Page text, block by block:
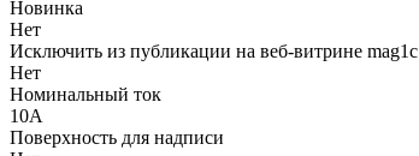
Новинка
Нет
Исключить из публикации на веб-витрине mag1c
Нет
Номинальный ток
10А
Поверхность для надписи